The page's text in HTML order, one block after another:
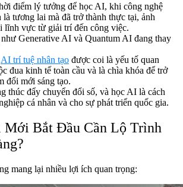
điểm lý tưởng để học AI, khi công nghệ
là tương lai mà đã trở thành thực tại, ảnh
lĩnh vực từ giải trí đến công việc.
Generative AI và Quantum AI đang thay
AI trí tuệ nhân tạo được coi là yếu tố quan
đua kinh tế toàn cầu và là chìa khóa để trở
đổi mới sáng tạo.
thúc đẩy chuyển đổi số, và học AI là cách
cá nhân và cho sự phát triển quốc gia.
Mới Bắt Đầu Cần Lộ Trình
mang lại nhiều lợi ích quan trọng: